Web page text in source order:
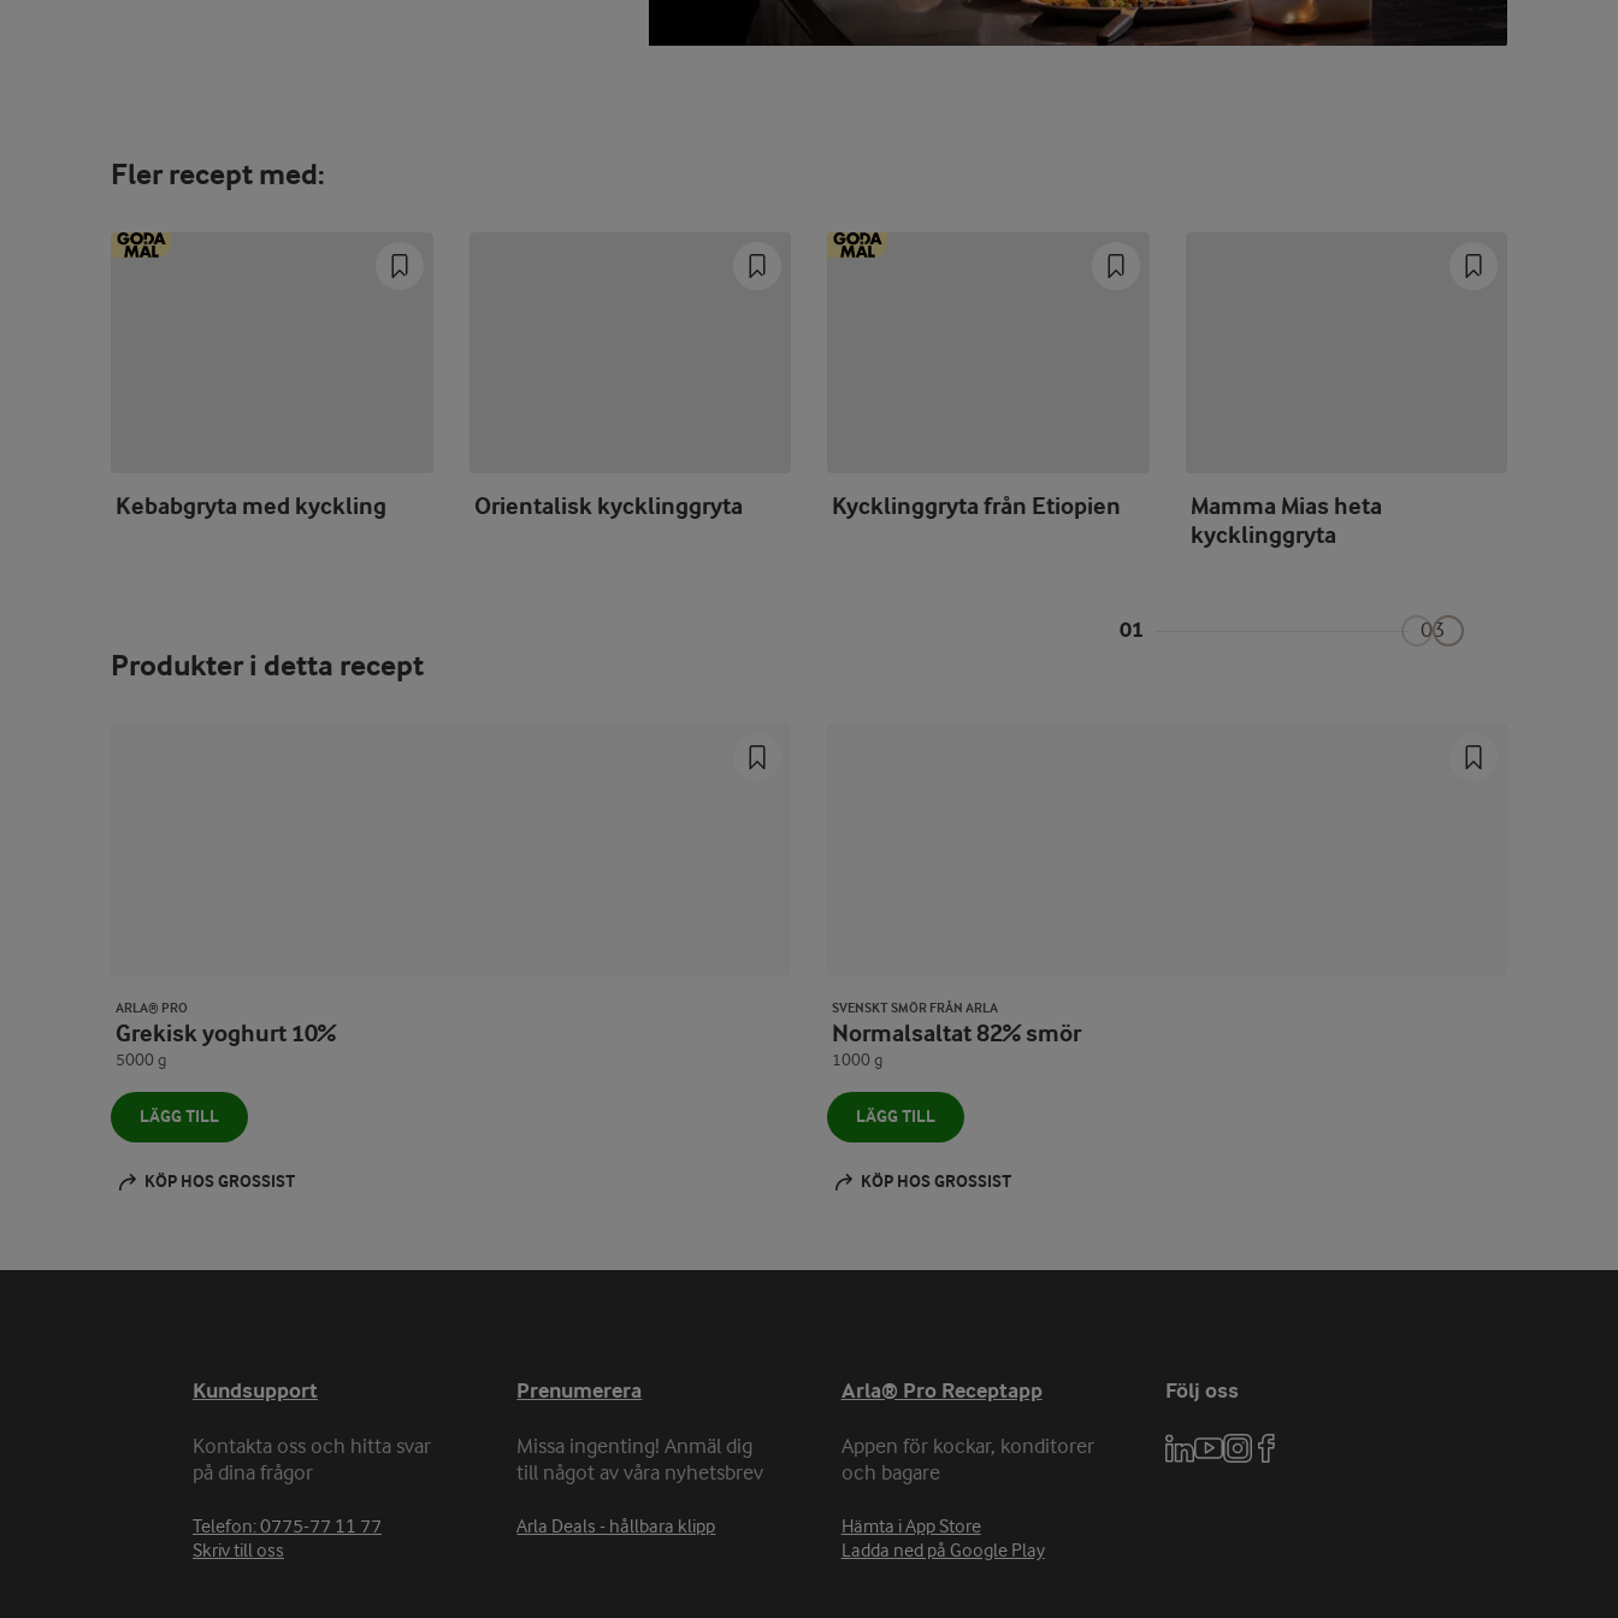
Fler recept med:
Kebabgryta med kyckling Orientalisk kycklinggryta Kycklinggryta från Etiopien
Mamma Mias heta
kycklinggryta
01 03
Produkter i detta recept
ARLA® PRO
Grekisk yoghurt 10%
5000 g
LÄGG TILL
KÖP HOS GROSSIST
SVENSKT SMÖR FRÅN ARLA
Normalsaltat 82% smör
1000 g
LÄGG TILL
KÖP HOS GROSSIST
Kundsupport
Kontakta oss och hitta svar
på dina frågor
Telefon: 0775-77 11 77
Skriv till oss
Prenumerera
Missa ingenting! Anmäl dig
till något av våra nyhetsbrev
Arla Deals - hållbara klipp
Arla® Pro Receptapp
Appen för kockar, konditorer
och bagare
Hämta i App Store
Ladda ned på Google Play
Följ oss